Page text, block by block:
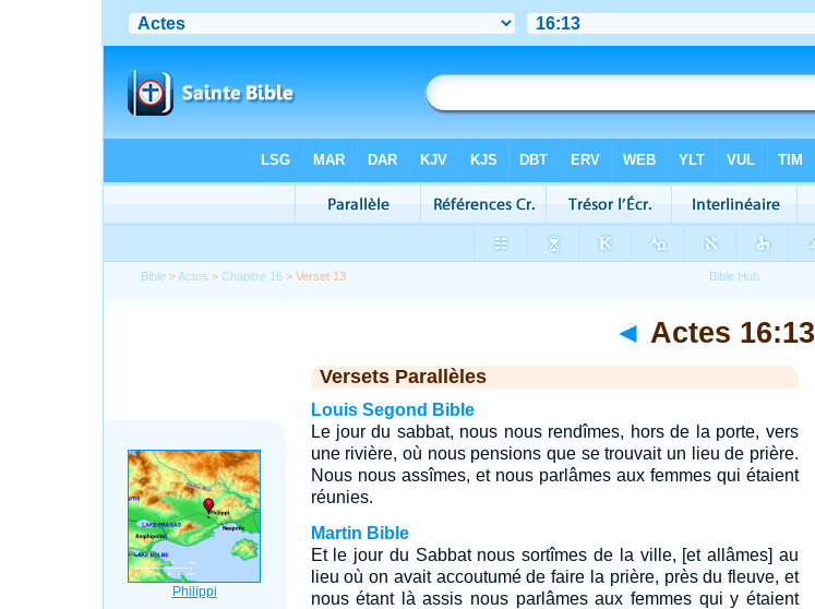
Bible >Actes >Chapitre 16 > Verset 13
◄ Actes 16:13
Versets Parallèles
Louis Segond Bible
Le jour du sabbat, nous nous rendîmes, hors de la porte, vers
une rivière, où nous pensions que se trouvait un lieu de prière.
Nous nous assîmes, et nous parlâmes aux femmes qui étaient
réunies.
Martin Bible
Et le jour du Sabbat nous sortîmes de la ville, [et allâmes] au
lieu où on avait accoutumé de faire la prière, près du fleuve, et
nous étant là assis nous parlâmes aux femmes qui y étaient